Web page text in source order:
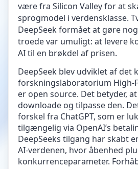
være fra Silicon Valley for at
sprogmodel i verdensklasse.
DeepSeek formået at gøre
troede var umuligt: at levere
AI til en brøkdel af prisen.
DeepSeek blev udviklet af det
forskningslaboratorium High-
er open source. Det betyder,
downloade og tilpasse den.
forskel fra ChatGPT, som er
tilgængelig via OpenAI’s
DeepSeeks tilgang har skabt
AI-verdenen, hvor åbenhed
konkurrenceparameter.